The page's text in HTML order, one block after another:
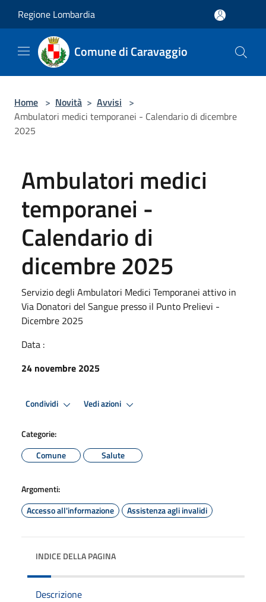
Regione Lombardia
Comune di Caravaggio
Home > Novità > Avvisi >
Ambulatori medici temporanei - Calendario di dicembre
2025
Ambulatori medici
temporanei -
Calendario di
dicembre 2025
Servizio degli Ambulatori Medici Temporanei attivo in
Via Donatori del Sangue presso il Punto Prelievi -
Dicembre 2025
Data :
24 novembre 2025
Condividi Vedi azioni
Categorie:
Comune
Salute
Argomenti:
Accesso all'informazione
Assistenza agli invalidi
INDICE DELLA PAGINA
Descrizione